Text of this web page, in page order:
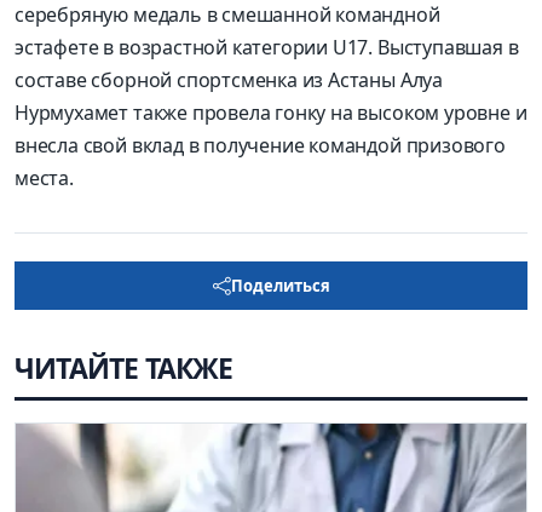
серебряную медаль в смешанной командной
эстафете в возрастной категории U17. Выступавшая в
составе сборной спортсменка из Астаны Алуа
Нурмухамет также провела гонку на высоком уровне и
внесла свой вклад в получение командой призового
места.
Поделиться
ЧИТАЙТЕ ТАКЖЕ